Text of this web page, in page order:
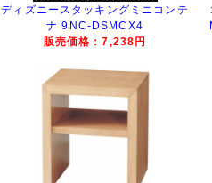
ディズニースタッキングミニコンテ
ナ 9NC-DSMCX4
販売価格：7,238円